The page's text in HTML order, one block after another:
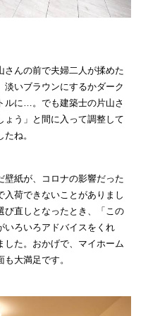
さんの前で夫婦二人が揉めた
淡いブラウンにするかダーク
ルに…。でも建築士の片山さ
ょう」と間に入って調整して
ね。
壁紙が、コロナの影響だった
入荷できないことがありまし
び直しとなったとき、「この
いろいろアドバイスをくれ
した。おかげで、マイホーム
大満足です。